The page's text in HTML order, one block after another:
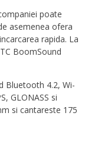
poate
asemenea ofera
rapida. La
BoomSound
Bluetooth 4.2, Wi-
GLONASS si
si cantareste 175